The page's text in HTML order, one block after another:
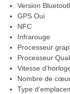
Version
GPS Oui
NFC
Infrarouge
Processeur
Processeur
Vitesse
Nombre de
Type